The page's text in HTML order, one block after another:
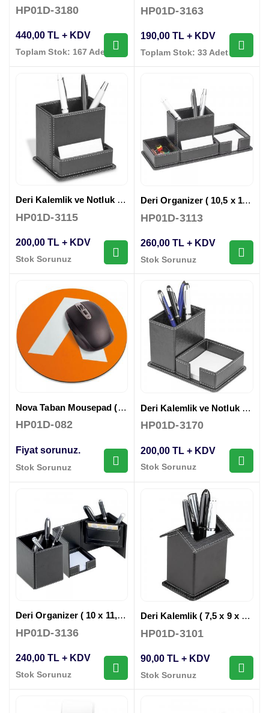
HP01D-3180
440,00 TL + KDV
Toplam Stok: 167 Adet
HP01D-3163
190,00 TL + KDV
Toplam Stok: 33 Adet
Deri Kalemlik ve Notluk ( 10,5 x 11 x 16,5 cm )
HP01D-3115
200,00 TL + KDV
Stok Sorunuz
Deri Organizer ( 10,5 x 11 x 28,5 cm )
HP01D-3113
260,00 TL + KDV
Stok Sorunuz
Nova Taban Mousepad ( 18 x 22 cm )
HP01D-082
Fiyat sorunuz.
Stok Sorunuz
Deri Kalemlik ve Notluk ( 9,5 x 10,5 x 23,5 cm )
HP01D-3170
200,00 TL + KDV
Stok Sorunuz
Deri Organizer ( 10 x 11,5 x 20 cm )
HP01D-3136
240,00 TL + KDV
Stok Sorunuz
Deri Kalemlik ( 7,5 x 9 x 11 cm )
HP01D-3101
90,00 TL + KDV
Stok Sorunuz